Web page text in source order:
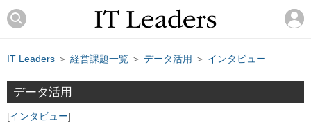
IT Leaders ＞ 経営課題一覧 ＞ データ活用 ＞ インタビュー
データ活用
インタビュー